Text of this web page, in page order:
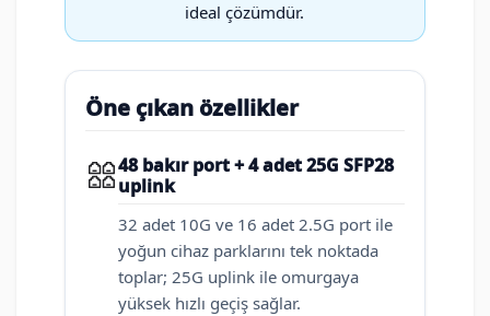
ideal çözümdür.
Öne çıkan özellikler
48 bakır port + 4 adet 25G SFP28
uplink
32 adet 10G ve 16 adet 2.5G port ile
yoğun cihaz parklarını tek noktada
toplar; 25G uplink ile omurgaya
yüksek hızlı geçiş sağlar.